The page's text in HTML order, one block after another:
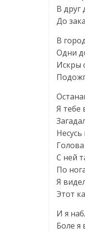
В друг
До
В
Одни
Искры
Я тебе
С ней
По
Я
Этот
И я
Боле я